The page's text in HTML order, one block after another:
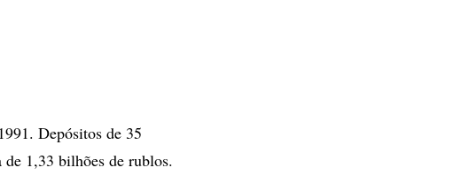
Depósitos de 35
1,33 bilhões de rublos.